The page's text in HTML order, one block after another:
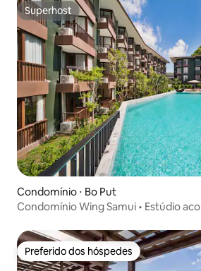
Superhost
Superhost
Condomínio ⋅ Bo Put
Condomínio Wing Samui • Estúdio
Preferido dos hóspedes
Preferido dos hóspedes